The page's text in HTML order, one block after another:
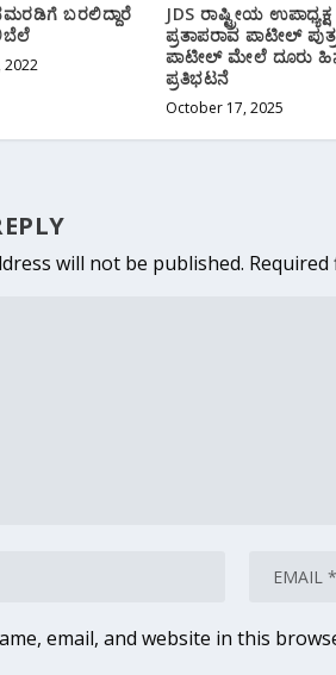
ಬರಲಿದ್ದಾರೆ
2022
JDS ರಾಷ್ಟ್ರೀಯ ಉಪಾಧ್ಯಕ್ಷ
ಪ್ರತಾಪರಾವ ಪಾಟೀಲ್
ಪಾಟೀಲ್ ಮೇಲೆ ದೂರು
ಪ್ರತಿಭಟನೆ
October 17, 2025
will not be published.
email, and website in this